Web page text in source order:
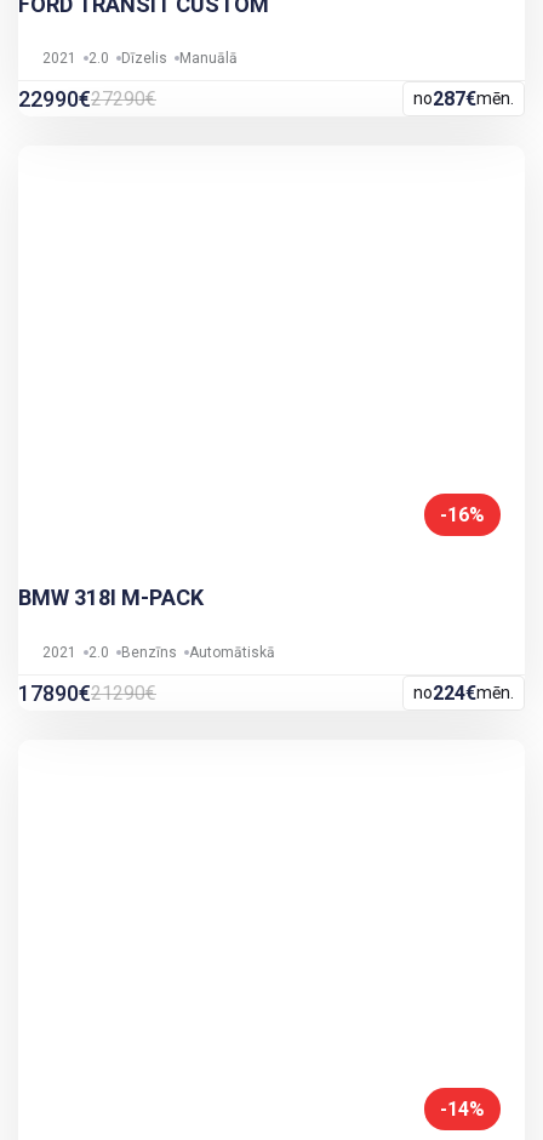
2021 2.0 Dīzelis Manuālā
22990€27290€ no287€mēn.
-16%
BMW 318I M-PACK
2021 2.0 Benzīns Automātiskā
17890€21290€ no224€mēn.
-14%